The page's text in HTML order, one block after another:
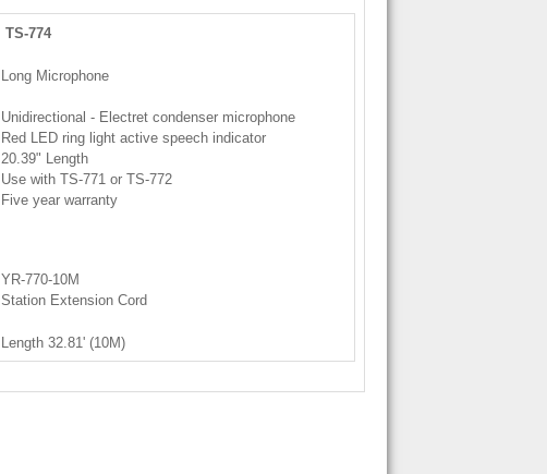
TS-774
Long Microphone
Unidirectional - Electret condenser microphone
Red LED ring light active speech indicator
20.39" Length
Use with TS-771 or TS-772
Five year warranty
YR-770-10M
Station Extension Cord
Length 32.81' (10M)